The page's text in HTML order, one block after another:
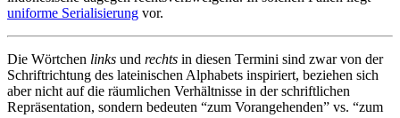
uniforme Serialisierung vor.
Die Wörtchen links und rechts in diesen Termini sind zwar von der
Schriftrichtung des lateinischen Alphabets inspiriert, beziehen sich
aber nicht auf die räumlichen Verhältnisse in der schriftlichen
Repräsentation, sondern bedeuten “zum Vorangehenden” vs. “zum